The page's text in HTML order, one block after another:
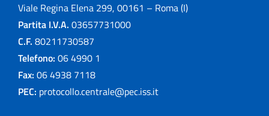
Viale Regina Elena 299, 00161 – Roma (I)
Partita I.V.A. 03657731000
C.F. 80211730587
Telefono: 06 4990 1
Fax: 06 4938 7118
PEC: protocollo.centrale@pec.iss.it